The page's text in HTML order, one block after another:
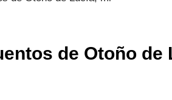
de Otoño de